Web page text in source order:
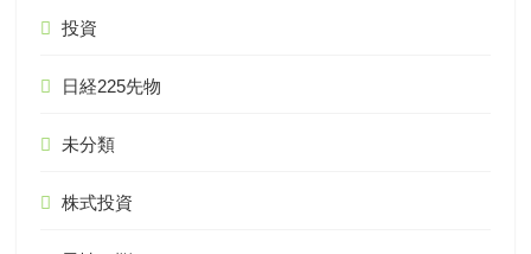
投資
日経225先物
未分類
株式投資